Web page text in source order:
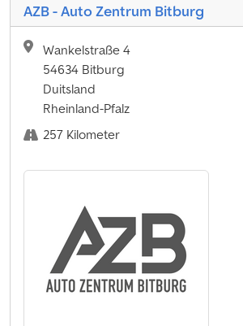
AZB - Auto Zentrum Bitburg
Wankelstraße 4
54634 Bitburg
Duitsland
Rheinland-Pfalz
257 Kilometer